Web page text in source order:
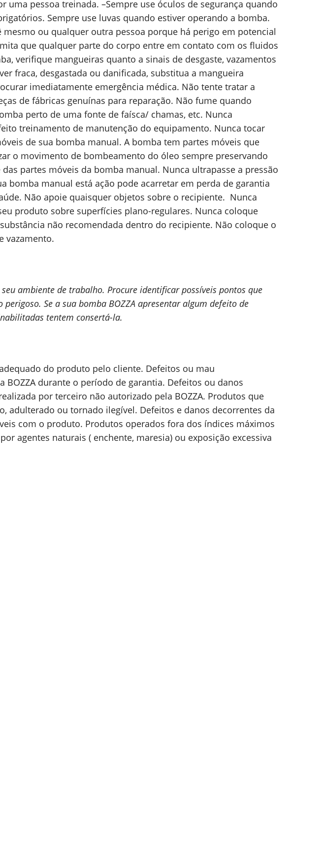
uma pessoa treinada. –Sempre use óculos de segurança quando
Sempre use luvas quando estiver operando a bomba.
ou qualquer outra pessoa porque há perigo em potencial
que qualquer parte do corpo entre em contato com os fluidos
verifique mangueiras quanto a sinais de desgaste, vazamentos
fraca, desgastada ou danificada, substitua a mangueira
imediatamente emergência médica. Não tente tratar a
de fábricas genuínas para reparação. Não fume quando
perto de uma fonte de faísca/ chamas, etc. Nunca
treinamento de manutenção do equipamento. Nunca tocar
de sua bomba manual. A bomba tem partes móveis que
o movimento de bombeamento do óleo sempre preservando
partes móveis da bomba manual. Nunca ultrapasse a pressão
bomba manual está ação pode acarretar em perda de garantia
Não apoie quaisquer objetos sobre o recipiente. Nunca
produto sobre superfícies plano-regulares. Nunca coloque
não recomendada dentro do recipiente. Não coloque o
vazamento.
ambiente de trabalho. Procure identificar possíveis pontos que
Se a sua bomba BOZZA apresentar algum defeito de
tentem consertá-la.
do produto pelo cliente. Defeitos ou mau
BOZZA durante o período de garantia. Defeitos ou danos
por terceiro não autorizado pela BOZZA. Produtos que
adulterado ou tornado ilegível. Defeitos e danos decorrentes da
com o produto. Produtos operados fora dos índices máximos
agentes naturais ( enchente, maresia) ou exposição excessiva